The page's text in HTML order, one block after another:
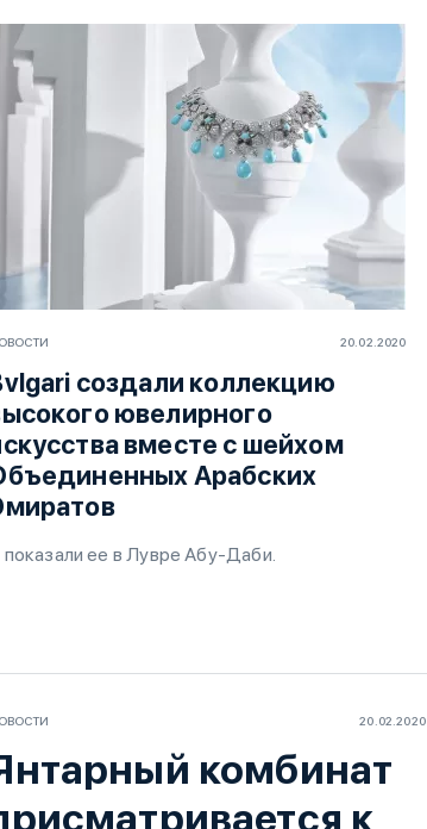
20.02.2020
создали коллекцию
ювелирного
вместе с шейхом
Арабских
ее в Лувре Абу-Даби.
20.02.2020
комбинат
к